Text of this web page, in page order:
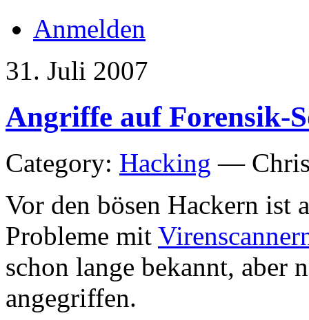
Anmelden
31. Juli 2007
Angriffe auf Forensik-
Category: Hacking —
Vor den bösen Hackern ist
Probleme mit
schon lange bekannt, aber
angegriffen.